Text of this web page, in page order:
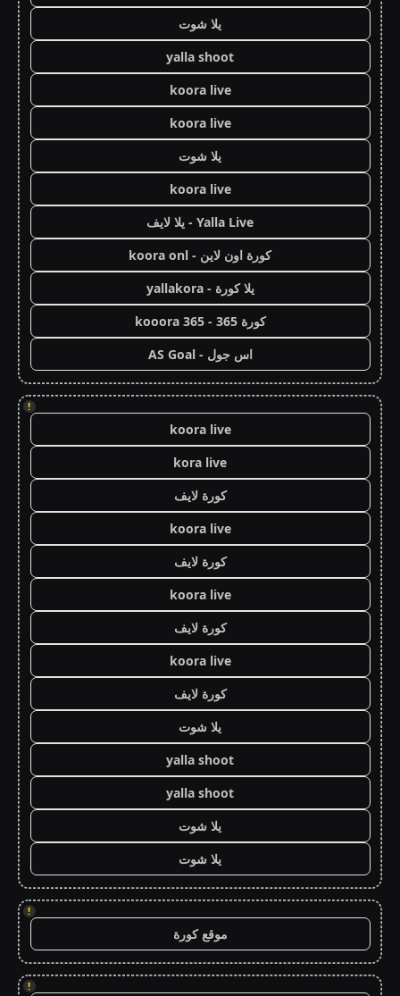
يلا شوت
yalla shoot
koora live
koora live
يلا شوت
koora live
Yalla Live - يلا لايف
كورة اون لاين - koora onl
يلا كورة - yallakora
كورة 365 - kooora 365
اس جول - AS Goal
!
koora live
kora live
كورة لايف
koora live
كورة لايف
koora live
كورة لايف
koora live
كورة لايف
يلا شوت
yalla shoot
yalla shoot
يلا شوت
يلا شوت
!
موقع كورة
!